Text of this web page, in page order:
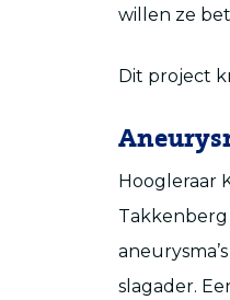
willen ze
Dit project
Hoogleraar
Takkenberg
slagader.